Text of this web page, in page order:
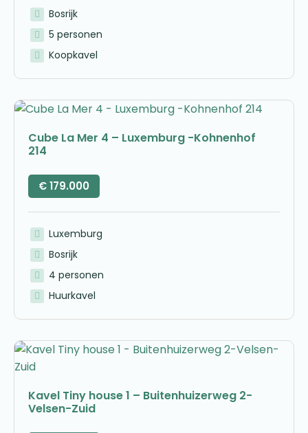
Bosrijk
5 personen
Koopkavel
Cube La Mer 4 – Luxemburg -Kohnenhof
214
€179.000
Luxemburg
Bosrijk
4 personen
Huurkavel
Kavel Tiny house 1 – Buitenhuizerweg 2-
Velsen-Zuid